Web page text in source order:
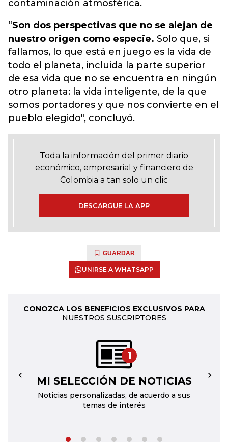
contaminación atmosférica.
​“Son dos perspectivas que no se alejan de
nuestro origen como especie. Solo que, si
fallamos, lo que está en juego es la vida de
todo el planeta, incluida la parte superior
de esa vida que no se encuentra en ningún
otro planeta: la vida inteligente, de la que
somos portadores y que nos convierte en el
pueblo elegido", concluyó.
Toda la información del primer diario
económico, empresarial y financiero de
Colombia a tan solo un clic
DESCARGUE LA APP
GUARDAR
UNIRSE A WHATSAPP
CONOZCA LOS BENEFICIOS EXCLUSIVOS PARA
NUESTROS SUSCRIPTORES
1
MI SELECCIÓN DE NOTICIAS
Noticias personalizadas, de acuerdo a sus
temas de interés
← →